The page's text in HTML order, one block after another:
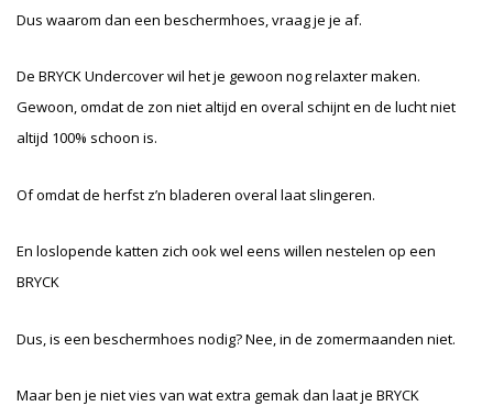
Dus waarom dan een beschermhoes, vraag je je af.
De BRYCK Undercover wil het je gewoon nog relaxter maken.
Gewoon, omdat de zon niet altijd en overal schijnt en de lucht niet
altijd 100% schoon is.
Of omdat de herfst z’n bladeren overal laat slingeren.
En loslopende katten zich ook wel eens willen nestelen op een
BRYCK
Dus, is een beschermhoes nodig? Nee, in de zomermaanden niet.
Maar ben je niet vies van wat extra gemak dan laat je BRYCK